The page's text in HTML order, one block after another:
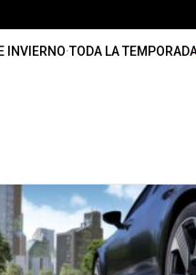
INVIERNO·TODA LA